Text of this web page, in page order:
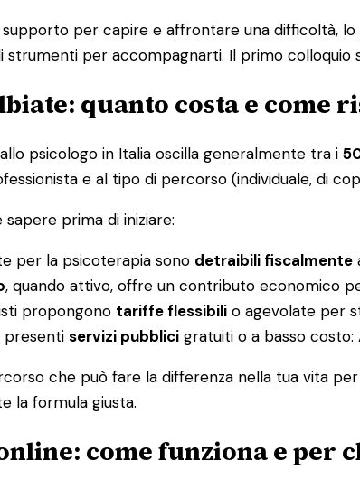
per capire e affrontare una difficoltà,
per accompagnarti. Il primo colloquio
quanto costa e come
psicologo in Italia oscilla generalmente tra i
e al tipo di percorso (individuale, di
prima di iniziare:
per la psicoterapia sono detraibili fiscalmente
, quando attivo, offre un contributo economico
propongono tariffe flessibili o agevolate per
presenti servizi pubblici gratuiti o a basso costo:
che può fare la differenza nella tua vita
la formula giusta.
come funziona e per